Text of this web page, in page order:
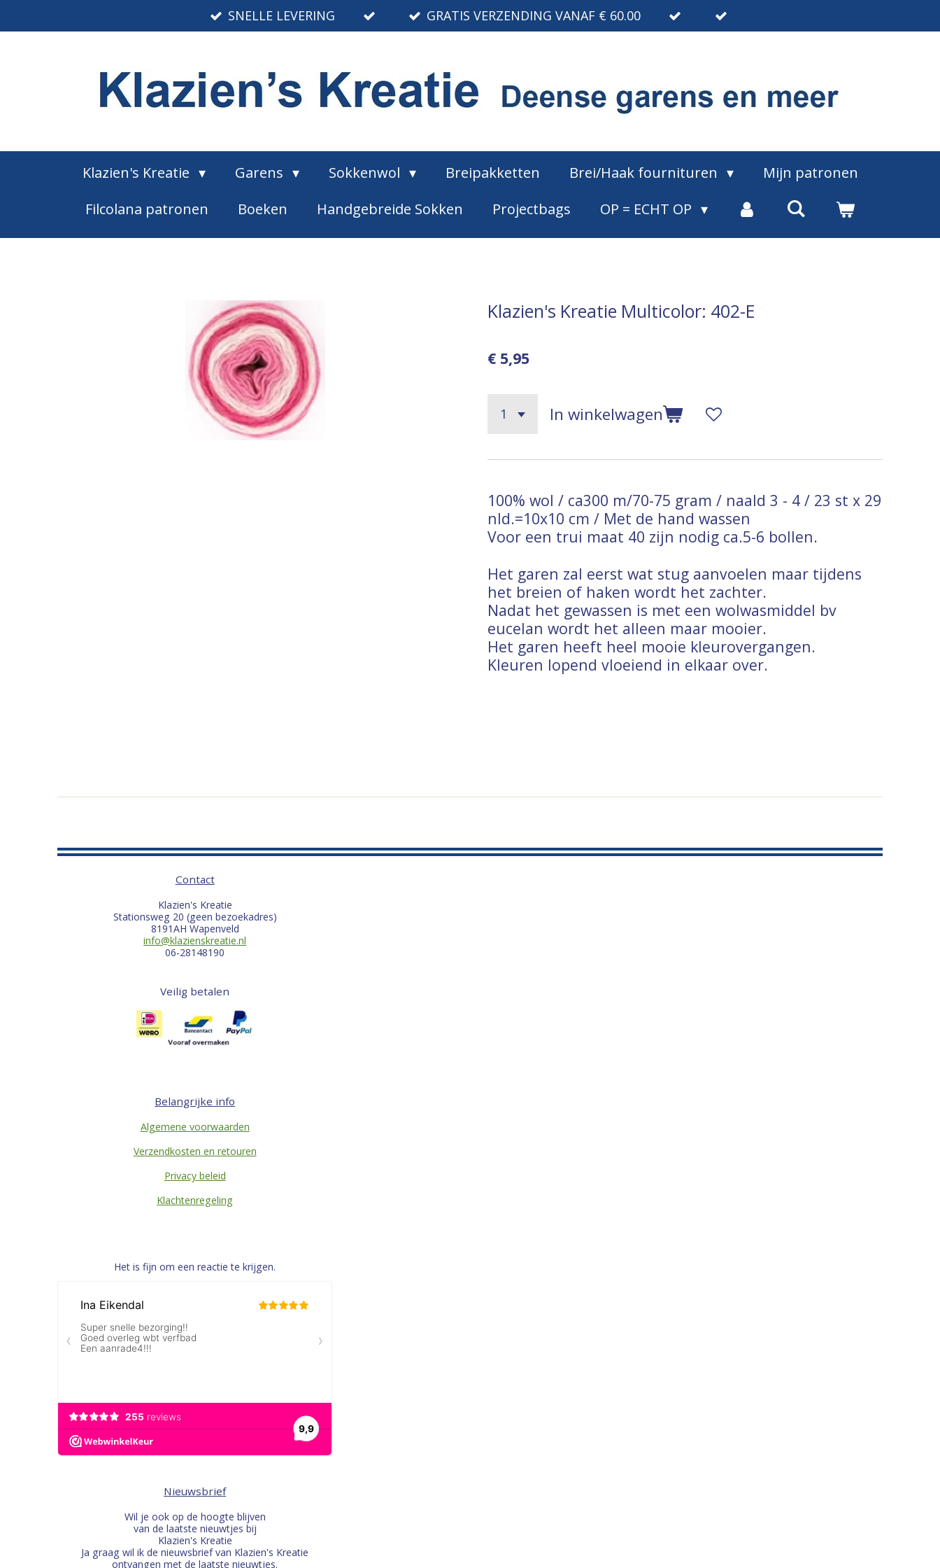
direct
SNELLE LEVERING GRATIS VERZENDING VANAF € 60.00
Klazien's Kreatie Garens Sokkenwol Breipakketten Brei/Haak fournituren
Mijn patronen
Filcolana patronen
Boeken Handgebreide Sokken Projectbags OP = ECHT OP
Klazien's Kreatie Multicolor: 402-E
€ 5,95
In winkelwagen
100% wol / ca300 m/70-75 gram / naald 3 - 4 / 23 st x 29
nld.=10x10 cm / Met de hand wassen
Voor een trui maat 40 zijn nodig ca.5-6 bollen.
Het garen zal eerst wat stug aanvoelen maar tijdens
het breien of haken wordt het zachter.
Nadat het gewassen is met een wolwasmiddel bv
eucelan wordt het alleen maar mooier.
Het garen heeft heel mooie kleurovergangen.
Kleuren lopend vloeiend in elkaar over.
Contact
Klazien's Kreatie
Stationsweg 20 (geen bezoekadres)
8191AH Wapenveld
info@klazienskreatie.nl
06-28148190
Veilig betalen
Belangrijke info
Algemene voorwaarden
Verzendkosten en retouren
Privacy beleid
Klachtenregeling
Het is fijn om een reactie te krijgen.
Nieuwsbrief
Wil je ook op de hoogte blijven
van de laatste nieuwtjes bij
Klazien's Kreatie
Ja graag wil ik de nieuwsbrief van Klazien's Kreatie
ontvangen met de laatste nieuwtjes.